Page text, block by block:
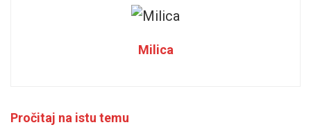
Milica
Pročitaj na istu temu